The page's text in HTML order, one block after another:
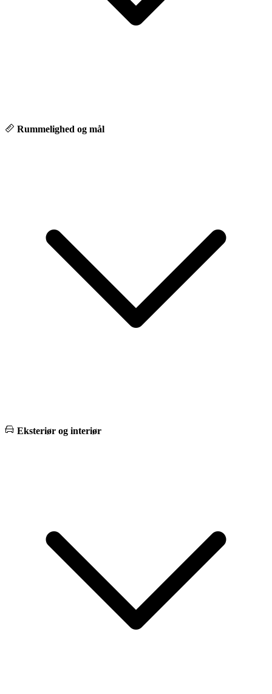
💙 Hvorfor vælge Autocentrum Odense
Hos os møder du ikke bare en sælger – men en rådgiver, der tager
Rummelighed og mål
Eksteriør og interiør